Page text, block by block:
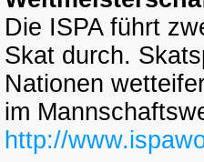
Die ISPA führt
Skat durch.
Nationen
im
http://